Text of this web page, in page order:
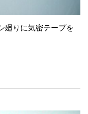
廻りに気密テープを